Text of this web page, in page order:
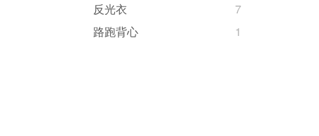
反光衣
7
路跑背心
1